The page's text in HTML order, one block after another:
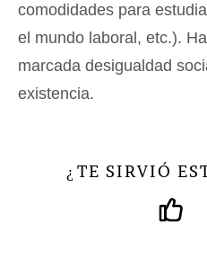
comodidades para
el mundo laboral, etc.).
marcada desigualdad
existencia.
¿ TE SIRVIÓ